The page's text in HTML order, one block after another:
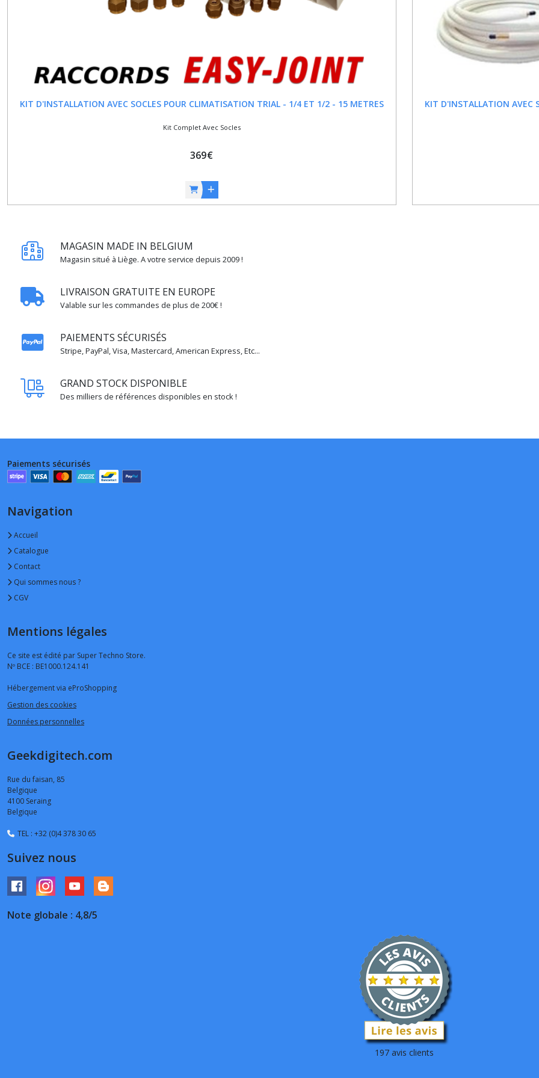
KIT D'INSTALLATION AVEC SOCLES POUR CLIMATISATION TRIAL - 1/4 ET 1/2 - 15 METRES
Kit Complet Avec Socles
369€
KIT D'INSTALLATION AVEC
MAGASIN MADE IN BELGIUM
Magasin situé à Liège. A votre service depuis 2009 !
LIVRAISON GRATUITE EN EUROPE
Valable sur les commandes de plus de 200€ !
PAIEMENTS SÉCURISÉS
Stripe, PayPal, Visa, Mastercard, American Express, Etc...
GRAND STOCK DISPONIBLE
Des milliers de références disponibles en stock !
Paiements sécurisés
Navigation
Accueil
Catalogue
Contact
Qui sommes nous ?
CGV
Mentions légales
Ce site est édité par Super Techno Store.
Nº BCE : BE1000.124.141
Hébergement via eProShopping
Gestion des cookies
Données personnelles
Geekdigitech.com
Rue du faisan, 85
Belgique
4100 Seraing
Belgique
TEL : +32 (0)4 378 30 65
Suivez nous
Note globale : 4,8/5
197 avis clients